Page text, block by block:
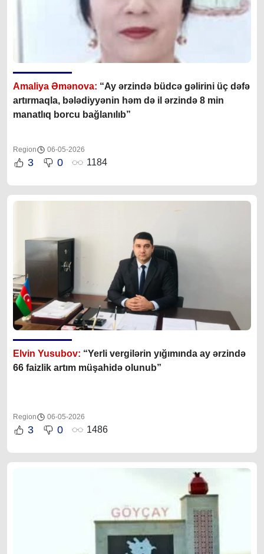
Amaliya Əmənova: “Ay ərzində büdcə gəlirini üç dəfə
artırmaqla, bələdiyyənin həm də il ərzində 8 min
manatlıq borcu bağlanılıb”
Region 06-05-2026
3 0 1184
Elvin Yusubov: “Yerli vergilərin yığımında ay ərzində
66 faizlik artım müşahidə olunub”
Region 06-05-2026
3 0 1486